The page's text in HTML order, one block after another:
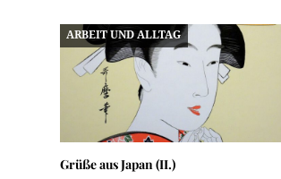
ARBEIT UND ALLTAG
Grüße aus Japan (II.)